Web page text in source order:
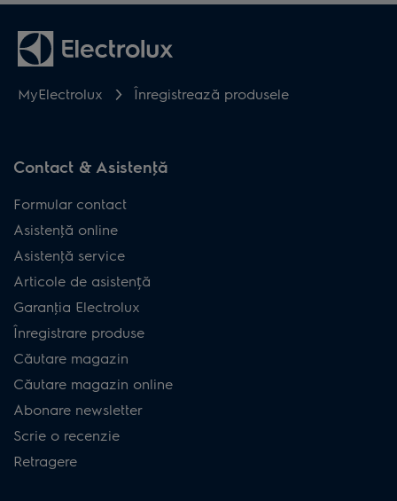
MyElectrolux Înregistrează produsele
Contact & Asistenţă
Formular contact
Asistenţă online
Asistenţă service
Articole de asistență
Garanţia Electrolux
Înregistrare produse
Căutare magazin
Căutare magazin online
Abonare newsletter
Scrie o recenzie
Retragere